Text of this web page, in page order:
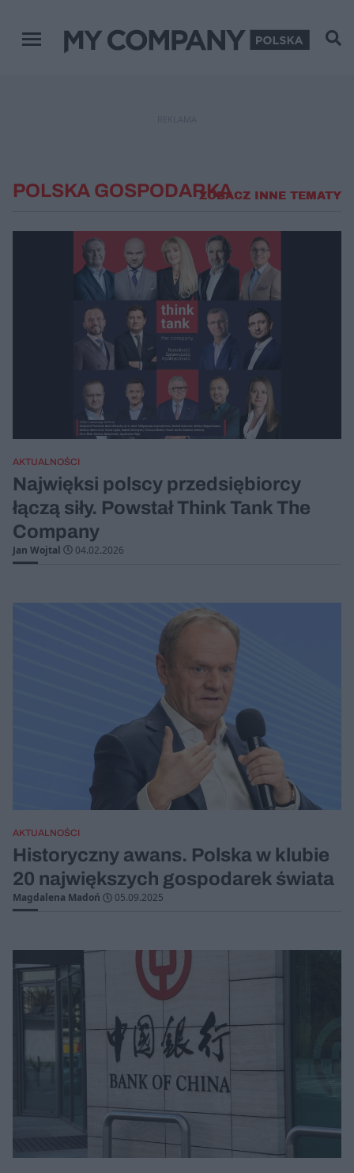
Menu główne
POLSKA GOSPODARKAZOBACZ INNE TEMATY
AKTUALNOŚCI
Najwięksi polscy przedsiębiorcy
łączą siły. Powstał Think Tank The
Company
Jan Wojtal 04.02.2026
AKTUALNOŚCI
Historyczny awans. Polska w klubie
20 największych gospodarek świata
Magdalena Madoń 05.09.2025